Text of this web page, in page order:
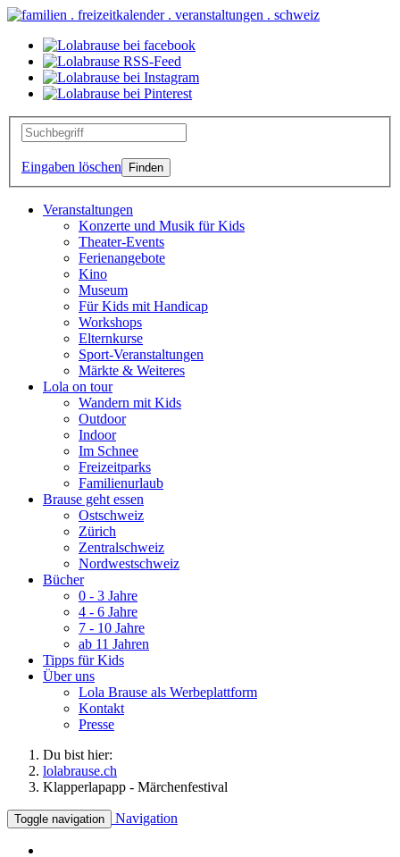
Eingaben löschen
Veranstaltungen
Konzerte und Musik für Kids
Theater-Events
Ferienangebote
Kino
Museum
Für Kids mit Handicap
Workshops
Elternkurse
Sport-Veranstaltungen
Märkte & Weiteres
Lola on tour
Wandern mit Kids
Outdoor
Indoor
Im Schnee
Freizeitparks
Familienurlaub
Brause geht essen
Ostschweiz
Zürich
Zentralschweiz
Nordwestschweiz
Bücher
0 - 3 Jahre
4 - 6 Jahre
7 - 10 Jahre
ab 11 Jahren
Tipps für Kids
Über uns
Lola Brause als Werbeplattform
Kontakt
Presse
Du bist hier:
lolabrause.ch
Klapperlapapp - Märchenfestival
Toggle navigation Navigation